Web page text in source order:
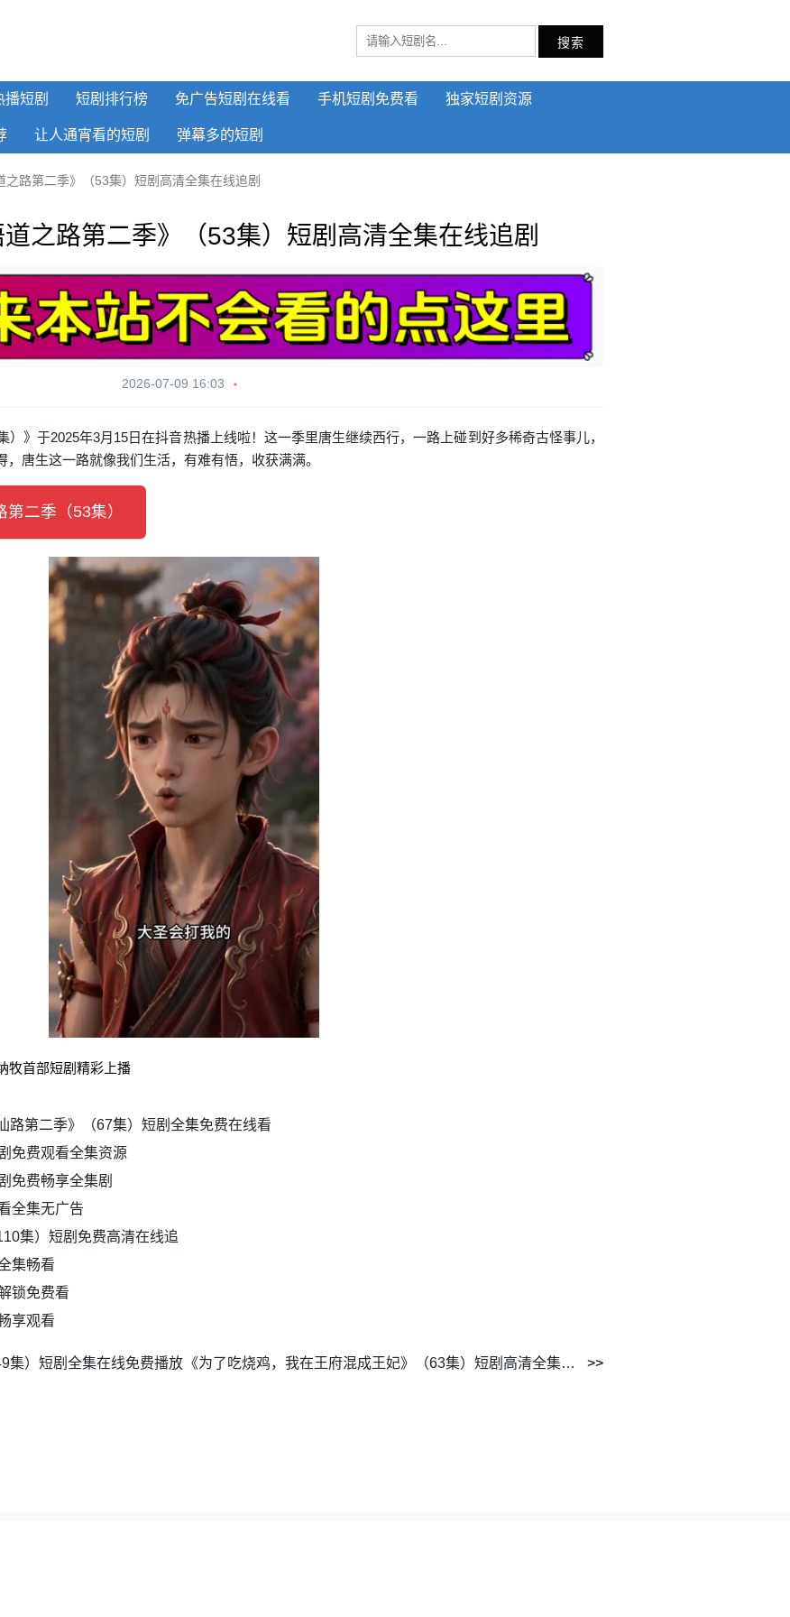
搜索
播短剧 短剧排行榜 免广告短剧在线看 手机短剧免费看 独家短剧资源
让人通宵看的短剧 弹幕多的短剧
之路第二季》（53集）短剧高清全集在线追剧
道之路第二季》（53集）短剧高清全集在线追剧
2026-07-09 16:03
》于2025年3月15日在抖音热播上线啦！这一季里唐生继续西行，一路上碰到好多稀奇古怪事儿，
唐生这一路就像我们生活，有难有悟，收获满满。
二季（53集）
牧首部短剧精彩上播
路第二季》（67集）短剧全集免费在线看
免费观看全集资源
免费畅享全集剧
全集无广告
集）短剧免费高清在线追
集畅看
锁免费看
享观看
集）短剧全集在线免费播放 《为了吃烧鸡，我在王府混成王妃》（63集）短剧高清全集免费追